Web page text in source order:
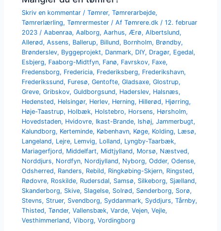
Skriv en kommentar /Tømrer,Tømrerarbejde,
Tømrerlærling,Tømrermester / AfTømrere.dk /12. februar
2023 /Aabenraa,Aalborg,Aarhus, Ærø,Albertslund,
Allerød,Assens, Ballerup, Billund, Bornholm, Brøndby,
Brønderslev, Byggeprojekt, Danmark, DIY, Dragør, Egedal,
Esbjerg, Faaborg-Midtfyn, Fanø, Favrskov, Faxe,
Fredensborg, Fredericia, Frederiksberg, Frederikshavn,
Frederikssund, Furesø,Gentofte,Gladsaxe,Glostrup,
Greve,Gribskov,Guldborgsund, Haderslev, Halsnæs,
Hedensted, Helsingør, Herlev, Herning, Hillerød, Hjørring,
Høje-Taastrup, Holbæk, Holstebro, Horsens, Hørsholm,
Hovedstaden, Hvidovre, Ikast-Brande, Ishøj,Jammerbugt,
Kalundborg, Kerteminde, København, Køge, Kolding, Læsø,
Langeland, Lejre, Lemvig, Lolland, Lyngby-Taarbæk,
Mariagerfjord, Middelfart, Midtjylland, Morsø, Næstved,
Norddjurs, Nordfyn, Nordjylland, Nyborg,Odder,Odense,
Odsherred, Randers, Rebild, Ringkøbing-Skjern, Ringsted,
Rødovre, Roskilde, Rudersdal, Samsø, Silkeborg, Sjælland,
Skanderborg, Skive, Slagelse, Solrød, Sønderborg, Sorø,
Stevns, Struer, Svendborg, Syddanmark, Syddjurs,Tårnby,
Thisted,Tønder,Vallensbæk,Varde,Vejen,Vejle,
Vesthimmerland,Viborg,Vordingborg